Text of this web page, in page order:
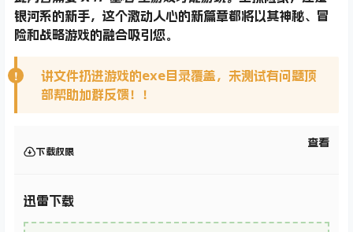
银河系的新手，这个激动人心的新篇章都将以其神秘、冒
险和战略游戏的融合吸引您。
讲文件扔进游戏的exe目录覆盖，未测试有问题顶
部帮助加群反馈！！
下载权限
查看
迅雷下载